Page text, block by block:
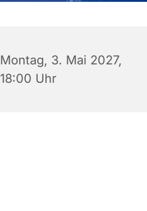
Montag, 3. Mai 2027,
18:00 Uhr